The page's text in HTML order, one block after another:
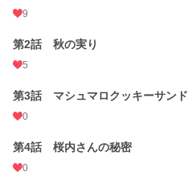
文字数
更新日時 2025.12.16 11:00
初回公開日時
週間ポイント 7 pt (78,785 位)
9
第2話 秋の実り
5
第3話 マシュマロクッキーサンド
0
第4話 桜内さんの秘密
0